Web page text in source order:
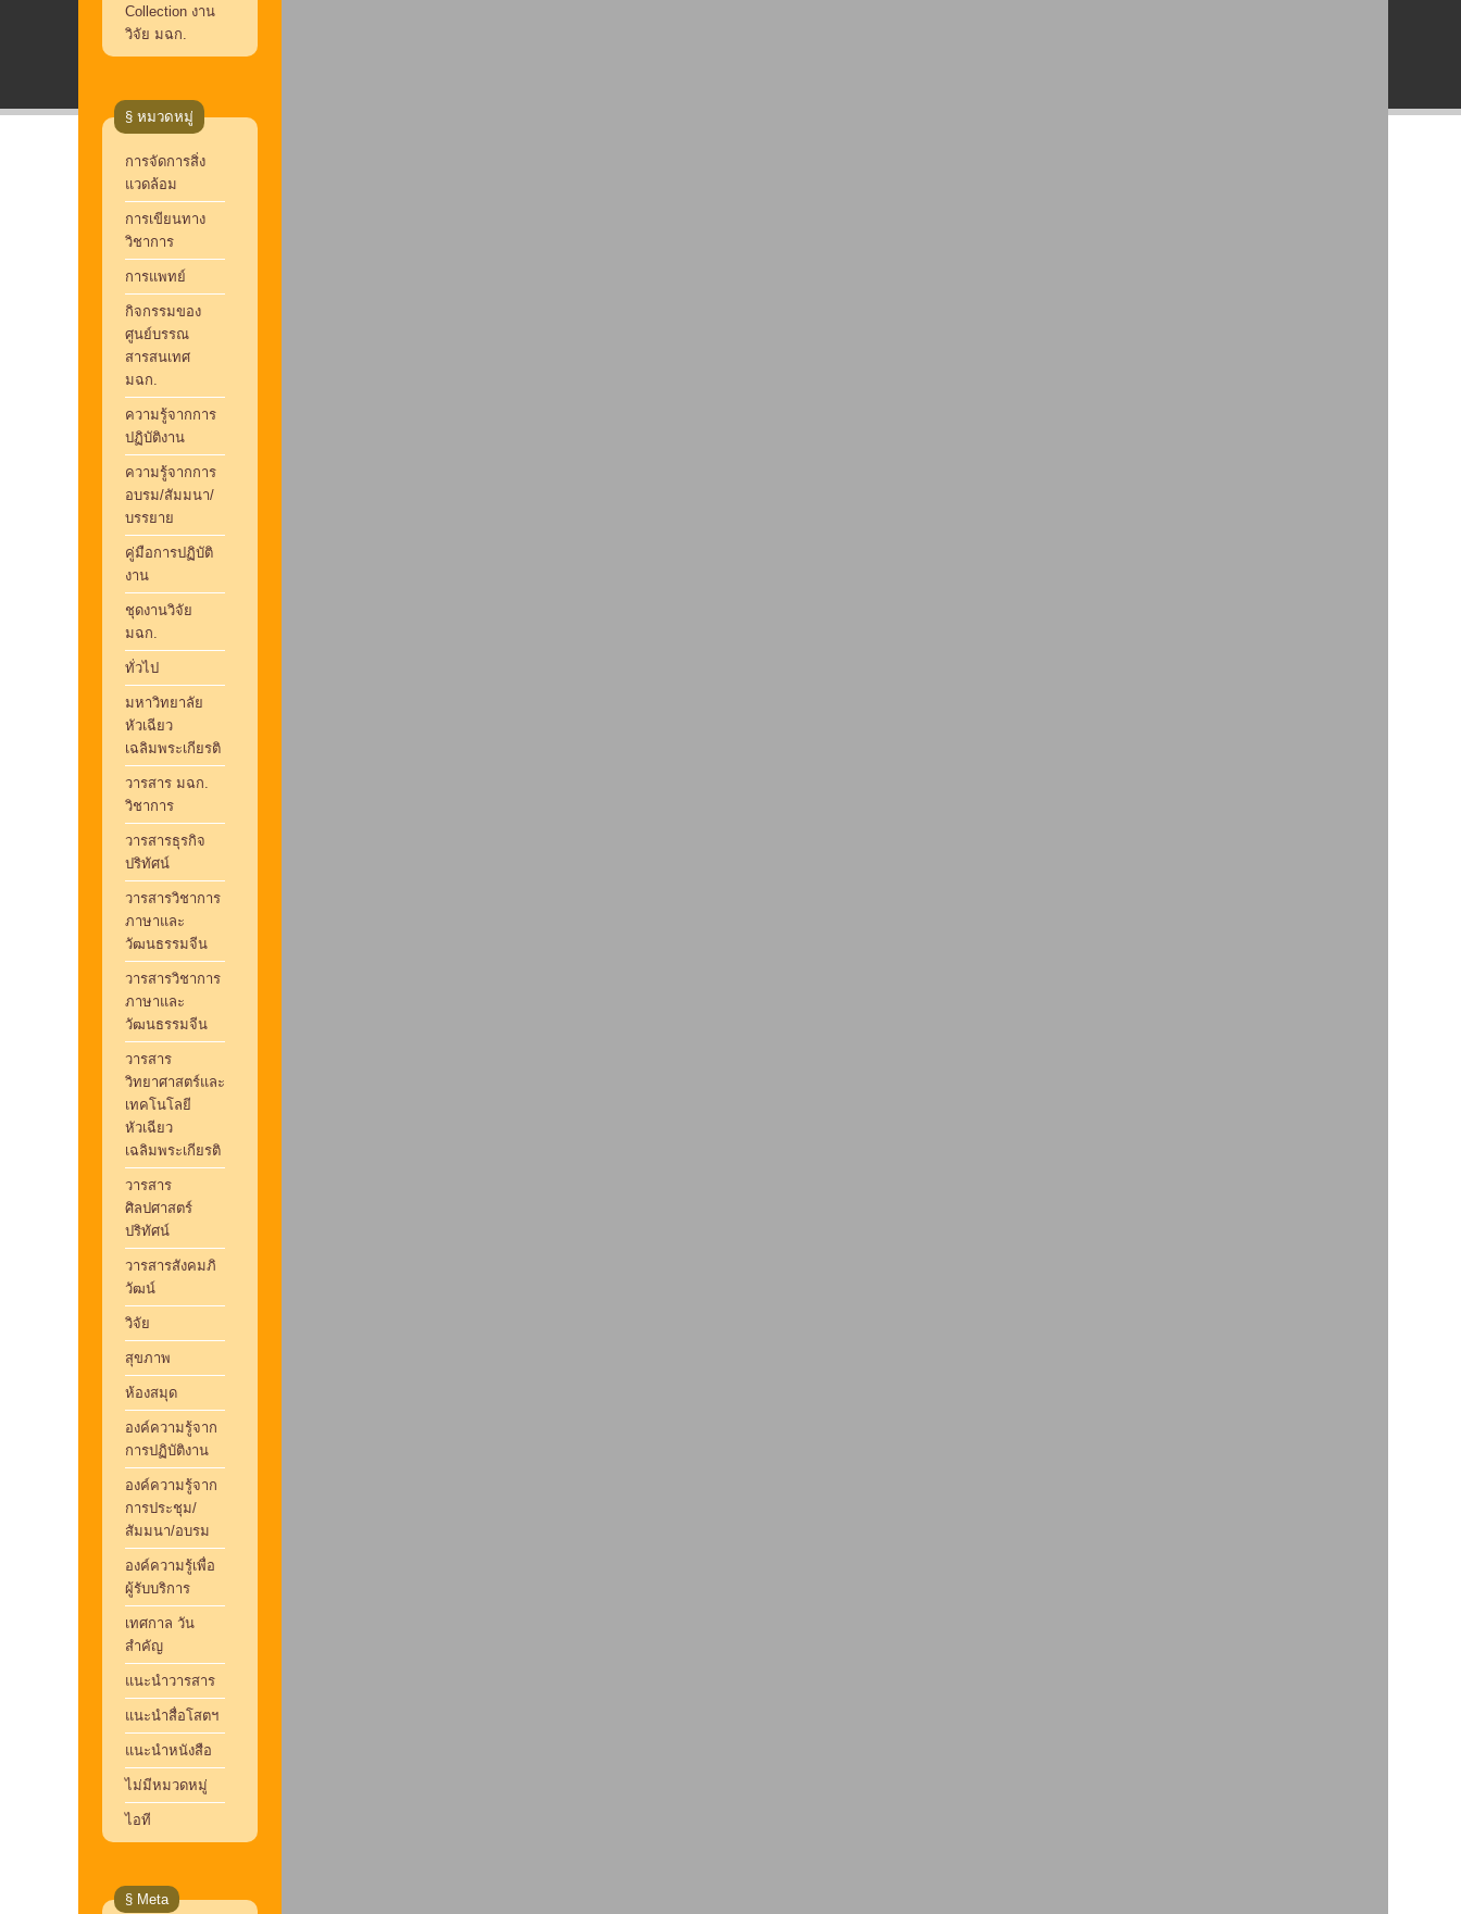
Collection งาน
วิจัย มฉก.
§ หมวดหมู่
การจัดการสิ่ง
แวดล้อม
การเขียนทาง
วิชาการ
การแพทย์
กิจกรรมของ
ศูนย์บรรณ
สารสนเทศ
มฉก.
ความรู้จากการ
ปฏิบัติงาน
ความรู้จากการ
อบรม/สัมมนา/
บรรยาย
คู่มือการปฏิบัติ
งาน
ชุดงานวิจัย
มฉก.
ทั่วไป
มหาวิทยาลัย
หัวเฉียว
เฉลิมพระเกียรติ
วารสาร มฉก.
วิชาการ
วารสารธุรกิจ
ปริทัศน์
วารสารวิชาการ
ภาษาและ
วัฒนธรรมจีน
วารสารวิชาการ
ภาษาและ
วัฒนธรรมจีน
วารสาร
วิทยาศาสตร์และ
เทคโนโลยี
หัวเฉียว
เฉลิมพระเกียรติ
วารสาร
ศิลปศาสตร์
ปริทัศน์
วารสารสังคมภิ
วัฒน์
วิจัย
สุขภาพ
ห้องสมุด
องค์ความรู้จาก
การปฏิบัติงาน
องค์ความรู้จาก
การประชุม/
สัมมนา/อบรม
องค์ความรู้เพื่อ
ผู้รับบริการ
เทศกาล วัน
สำคัญ
แนะนำวารสาร
แนะนำสื่อโสตฯ
แนะนำหนังสือ
ไม่มีหมวดหมู่
ไอที
§ Meta